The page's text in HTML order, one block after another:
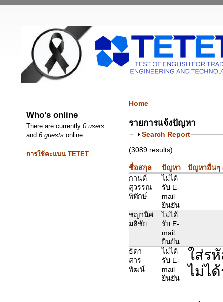
Who's online
There are currently0 users
and6 guests online.
การใช้คะแนน TETET
Home
รายการแจ้งปัญหา
Search Report
(3089 results)
ชื่อสกุล ปัญหา
ปัญหาอื่นๆ
กานต์
สุวรรณ
พิทักษ์
ไม่ได้
รับ E-
mail
ยืนยัน
ชญานิศ
มลิชัย
ไม่ได้
รับ E-
mail
ยืนยัน
ธิดา
สาร
พัฒน์
ไม่ได้
รับ E-
mail
ยืนยัน
ใส่ร
ไม่ไ